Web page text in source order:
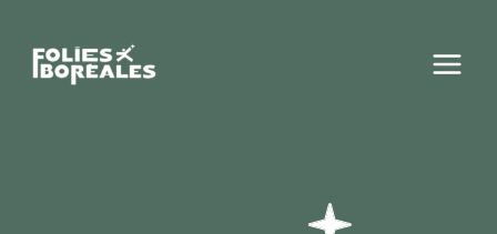
contenu